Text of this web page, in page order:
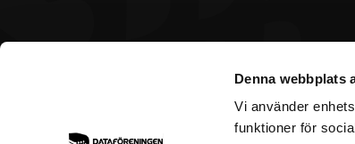
Denna webbplats
Vi använder
funktioner för